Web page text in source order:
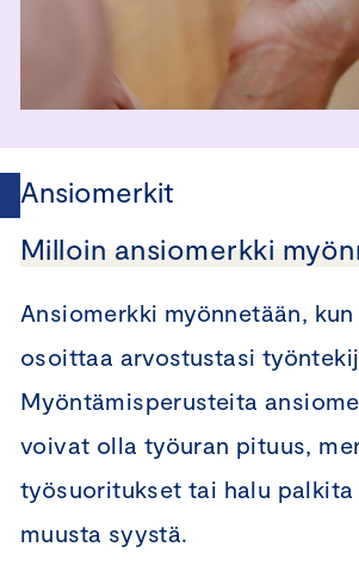
Ansiomerkit
Milloin ansiomerkki
Ansiomerkki myönnetään,
osoittaa arvostustasi
Myöntämisperusteita
voivat olla työuran pituus,
työsuoritukset tai halu
muusta syystä.